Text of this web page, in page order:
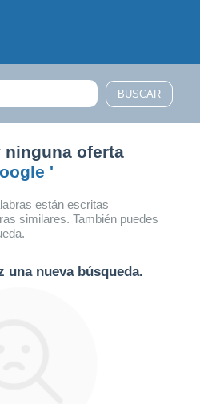
ninguna oferta
'
están escritas
similares. También puedes
una nueva búsqueda.